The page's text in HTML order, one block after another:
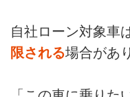
自社ローン対象車
限される場合があ